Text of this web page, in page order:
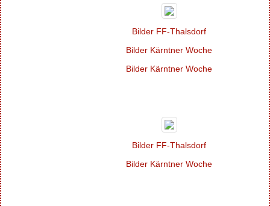
Bilder FF-Thalsdorf
Bilder Kärntner Woche
Bilder Kärntner Woche
Bilder FF-Thalsdorf
Bilder Kärntner Woche